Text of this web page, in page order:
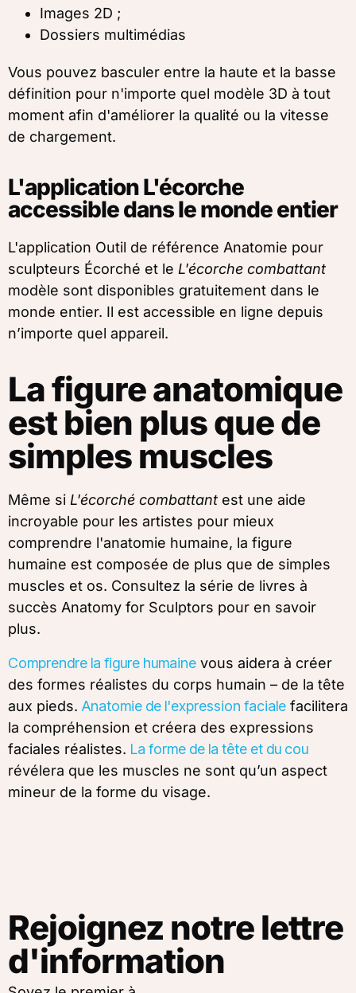
Images 2D ;
Dossiers multimédias
Vous pouvez basculer entre la haute et la basse
définition pour n'importe quel modèle 3D à tout
moment afin d'améliorer la qualité ou la vitesse
de chargement.
L'application L'écorche
accessible dans le monde entier
L'application Outil de référence Anatomie pour
sculpteurs Écorché et le L'écorche combattant
modèle sont disponibles gratuitement dans le
monde entier. Il est accessible en ligne depuis
n’importe quel appareil.
La figure anatomique
est bien plus que de
simples muscles
Même si L'écorché combattant est une aide
incroyable pour les artistes pour mieux
comprendre l'anatomie humaine, la figure
humaine est composée de plus que de simples
muscles et os. Consultez la série de livres à
succès Anatomy for Sculptors pour en savoir
plus.
Comprendre la figure humaine vous aidera à créer
des formes réalistes du corps humain – de la tête
aux pieds. Anatomie de l'expression faciale facilitera
la compréhension et créera des expressions
faciales réalistes. La forme de la tête et du cou
révélera que les muscles ne sont qu’un aspect
mineur de la forme du visage.
Rejoignez notre lettre
d'information